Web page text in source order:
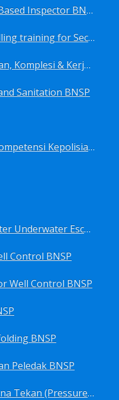
Sertifikasi Engineer Risk Based Inspector BNSP
Sertifikasi Explosive handling training for Security staffs BNSP
Sertifikasi Fluida Pemboran, Komplesi & Kerja Ulang Sumur BNSP
Sanitation BNSP
Sertifikasi Gada Utama-Kompetensi Kepolisian Terbatas Sektor Industri Migas BNSP
Sertifikasi HUET (Helicopter Underwater Escape Training) BNSP
Control BNSP
Well Control BNSP
BNSP
Peledak BNSP
Sertifikasi Inspektor Bejana Tekan (Pressure Vessel Inspector) BNSP